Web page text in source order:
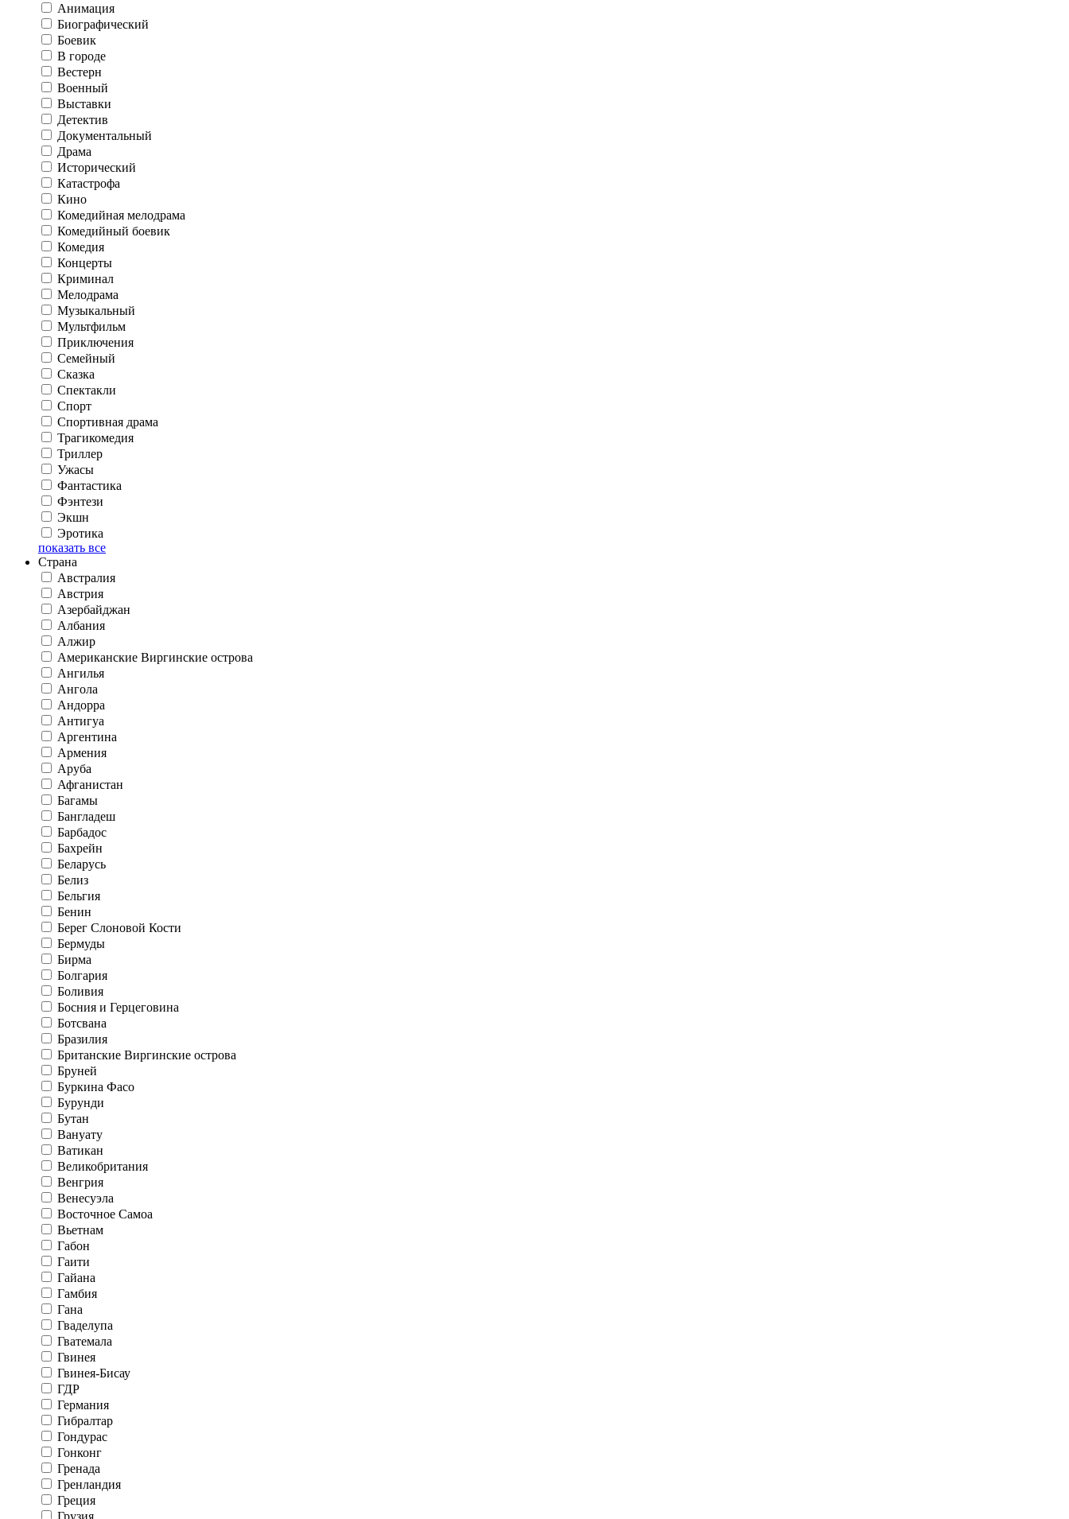
Анимация
Биографический
Боевик
В городе
Вестерн
Военный
Выставки
Детектив
Документальный
Драма
Исторический
Катастрофа
Кино
Комедийная мелодрама
Комедийный боевик
Комедия
Концерты
Криминал
Мелодрама
Музыкальный
Мультфильм
Приключения
Семейный
Сказка
Спектакли
Спорт
Спортивная драма
Трагикомедия
Триллер
Ужасы
Фантастика
Фэнтези
Экшн
Эротика
показать все
Страна
Австралия
Австрия
Азербайджан
Албания
Алжир
Американские Виргинские острова
Ангилья
Ангола
Андорра
Антигуа
Аргентина
Армения
Аруба
Афганистан
Багамы
Бангладеш
Барбадос
Бахрейн
Беларусь
Белиз
Бельгия
Бенин
Берег Слоновой Кости
Бермуды
Бирма
Болгария
Боливия
Босния и Герцеговина
Ботсвана
Бразилия
Британские Виргинские острова
Бруней
Буркина Фасо
Бурунди
Бутан
Вануату
Ватикан
Великобритания
Венгрия
Венесуэла
Восточное Самоа
Вьетнам
Габон
Гаити
Гайана
Гамбия
Гана
Гваделупа
Гватемала
Гвинея
Гвинея-Бисау
ГДР
Германия
Гибралтар
Гондурас
Гонконг
Гренада
Гренландия
Греция
Грузия